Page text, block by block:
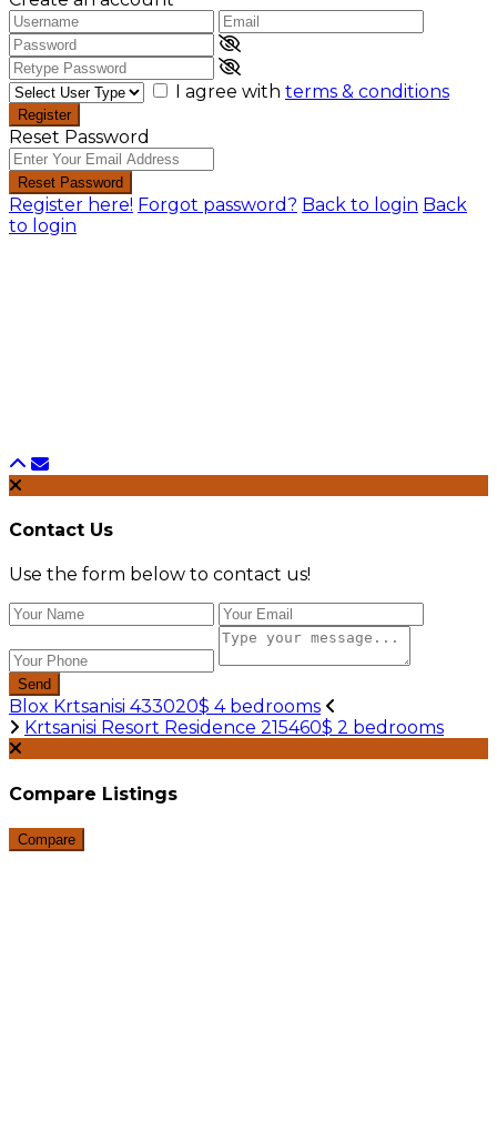
I agree with terms & conditions
Register
Reset Password
Reset Password
Register here! Forgot password? Back to login Back
to login
Contact Us
Use the form below to contact us!
Send
Blox Krtsanisi 433020$ 4 bedrooms
Krtsanisi Resort Residence 215460$ 2 bedrooms
Compare Listings
Compare